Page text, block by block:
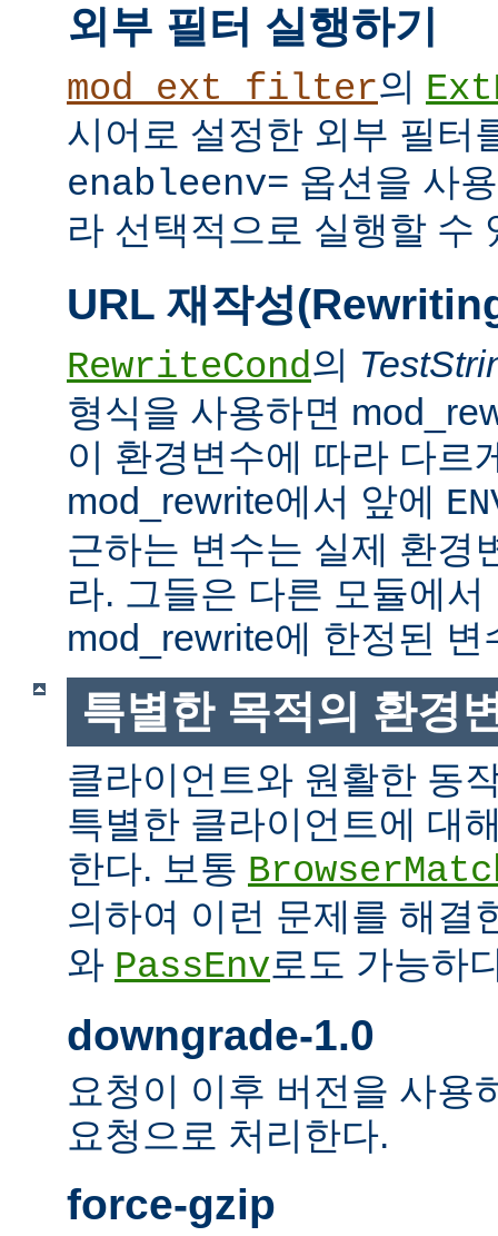
외부 필터 실행하기
mod_ext_filter의
시어로 설정한 외부 필터
enableenv= 옵션을 사
라 선택적으로 실행할 수
URL 재작성
RewriteCond의
형식을 사용하면
이 환경변수에 따라 다르
mod_rewrite에서 앞에
근하는 변수는 실제 환경
라. 그들은 다른 모듈에
mod_rewrite에 한정된 변
특별한 목적의 환경
클라이언트와 원활한 동
특별한 클라이언트에 대
한다. 보통
의하여 이런 문제를 해결
와 PassEnv로도 가능하
downgrade-1.0
요청이 이후 버전을 사용
요청으로 처리한다.
force-gzip